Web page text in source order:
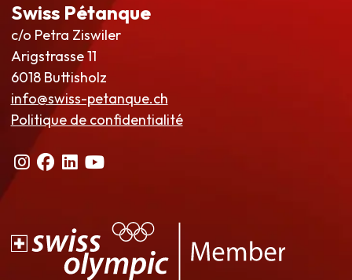
Swiss Pétanque
c/o Petra Ziswiler
Arigstrasse 11
6018 Buttisholz
info@swiss-petanque.ch
Politique de confidentialité